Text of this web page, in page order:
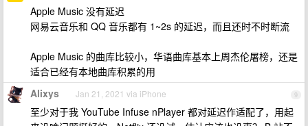
Apple Music 没有延迟
网易云音乐和 QQ 音乐都有 1~2s 的延迟，而且还时不时断流
Apple Music 的曲库比较小，华语曲库基本上周杰伦屠榜，还是
适合已经有本地曲库积累的用
9
Alixys Jan 21, 2021 via iPhone
至少对于我 YouTube Infuse nPlayer 都对延迟作适配了，用起